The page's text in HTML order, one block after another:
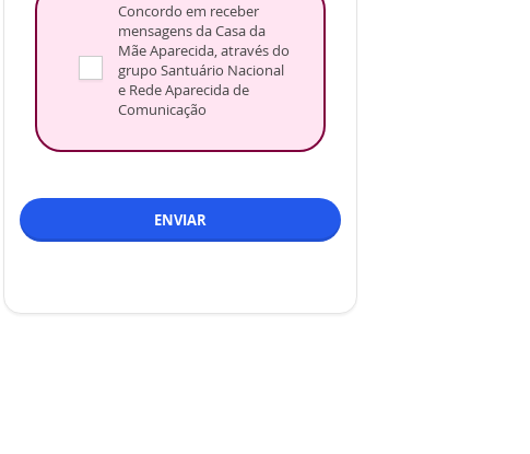
Concordo em receber
mensagens da Casa da
Mãe Aparecida, através do
grupo Santuário Nacional
e Rede Aparecida de
Comunicação
ENVIAR